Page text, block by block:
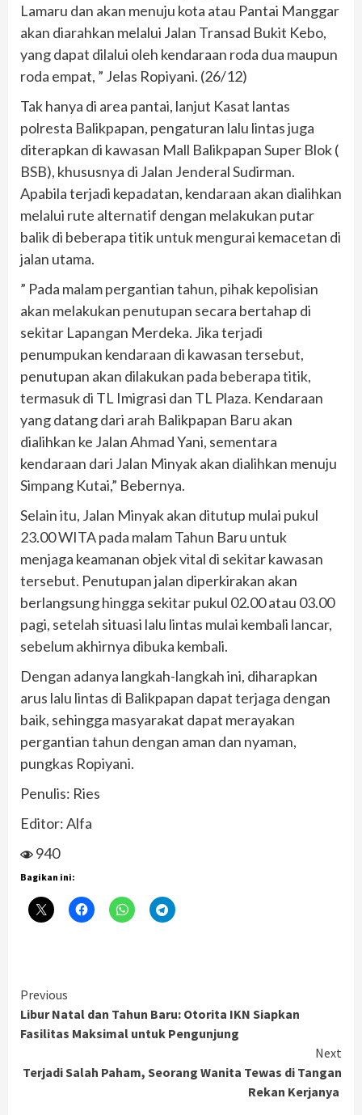
Lamaru dan akan menuju kota atau Pantai Manggar
akan diarahkan melalui Jalan Transad Bukit Kebo,
yang dapat dilalui oleh kendaraan roda dua maupun
roda empat, ” Jelas Ropiyani. (26/12)
Tak hanya di area pantai, lanjut Kasat lantas
polresta Balikpapan, pengaturan lalu lintas juga
diterapkan di kawasan Mall Balikpapan Super Blok (
BSB), khususnya di Jalan Jenderal Sudirman.
Apabila terjadi kepadatan, kendaraan akan dialihkan
melalui rute alternatif dengan melakukan putar
balik di beberapa titik untuk mengurai kemacetan di
jalan utama.
” Pada malam pergantian tahun, pihak kepolisian
akan melakukan penutupan secara bertahap di
sekitar Lapangan Merdeka. Jika terjadi
penumpukan kendaraan di kawasan tersebut,
penutupan akan dilakukan pada beberapa titik,
termasuk di TL Imigrasi dan TL Plaza. Kendaraan
yang datang dari arah Balikpapan Baru akan
dialihkan ke Jalan Ahmad Yani, sementara
kendaraan dari Jalan Minyak akan dialihkan menuju
Simpang Kutai,” Bebernya.
Selain itu, Jalan Minyak akan ditutup mulai pukul
23.00 WITA pada malam Tahun Baru untuk
menjaga keamanan objek vital di sekitar kawasan
tersebut. Penutupan jalan diperkirakan akan
berlangsung hingga sekitar pukul 02.00 atau 03.00
pagi, setelah situasi lalu lintas mulai kembali lancar,
sebelum akhirnya dibuka kembali.
Dengan adanya langkah-langkah ini, diharapkan
arus lalu lintas di Balikpapan dapat terjaga dengan
baik, sehingga masyarakat dapat merayakan
pergantian tahun dengan aman dan nyaman,
pungkas Ropiyani.
Penulis: Ries
Editor: Alfa
940
Bagikan ini:
Continue
Reading
Previous
Libur Natal dan Tahun Baru: Otorita IKN Siapkan
Fasilitas Maksimal untuk Pengunjung
Next
Terjadi Salah Paham, Seorang Wanita Tewas di Tangan
Rekan Kerjanya